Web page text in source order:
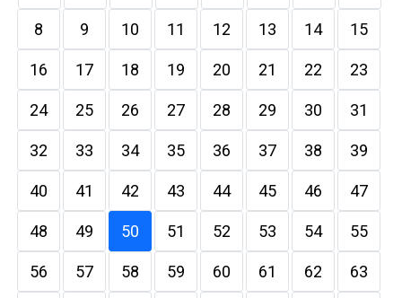
8 9 10 11 12 13 14 15
16 17 18 19 20 21 22 23
24 25 26 27 28 29 30 31
32 33 34 35 36 37 38 39
40 41 42 43 44 45 46 47
48 49 50 51 52 53 54 55
56 57 58 59 60 61 62 63